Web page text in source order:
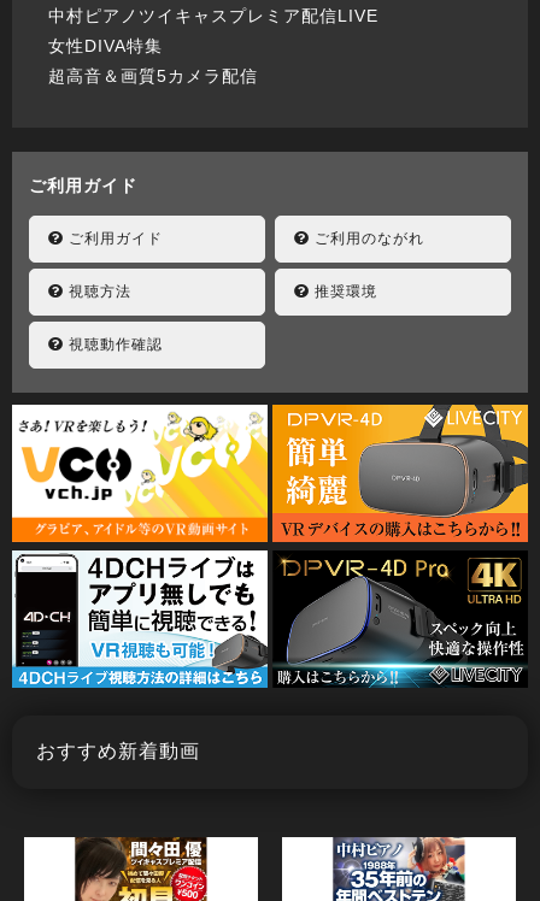
中村ピアノツイキャスプレミア配信LIVE
女性DIVA特集
超高音＆画質5カメラ配信
ご利用ガイド
ご利用ガイド ご利用のながれ
視聴方法 推奨環境
視聴動作確認
おすすめ新着動画